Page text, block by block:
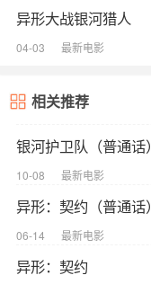
异形大战银河猎人
04-03 最新电影
相关推荐
银河护卫队（普通话）
10-08 最新电影
异形：契约（普通话）
06-14 最新电影
异形：契约